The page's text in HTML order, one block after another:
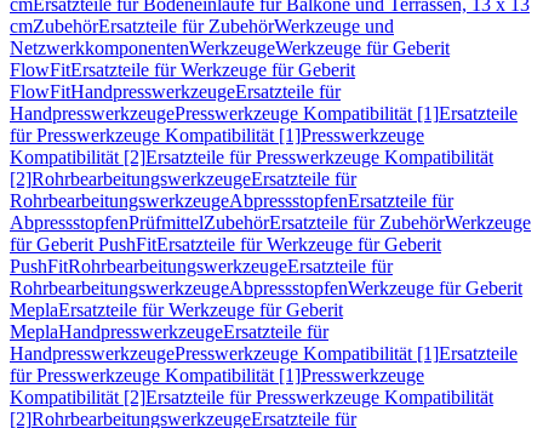
cmErsatzteile für Bodeneinläufe für Balkone und Terrassen, 13 x 13
cmZubehörErsatzteile für ZubehörWerkzeuge und
NetzwerkkomponentenWerkzeugeWerkzeuge für Geberit
FlowFitErsatzteile für Werkzeuge für Geberit
FlowFitHandpresswerkzeugeErsatzteile für
HandpresswerkzeugePresswerkzeuge Kompatibilität [1]Ersatzteile
für Presswerkzeuge Kompatibilität [1]Presswerkzeuge
Kompatibilität [2]Ersatzteile für Presswerkzeuge Kompatibilität
[2]RohrbearbeitungswerkzeugeErsatzteile für
RohrbearbeitungswerkzeugeAbpressstopfenErsatzteile für
AbpressstopfenPrüfmittelZubehörErsatzteile für ZubehörWerkzeuge
für Geberit PushFitErsatzteile für Werkzeuge für Geberit
PushFitRohrbearbeitungswerkzeugeErsatzteile für
RohrbearbeitungswerkzeugeAbpressstopfenWerkzeuge für Geberit
MeplaErsatzteile für Werkzeuge für Geberit
MeplaHandpresswerkzeugeErsatzteile für
HandpresswerkzeugePresswerkzeuge Kompatibilität [1]Ersatzteile
für Presswerkzeuge Kompatibilität [1]Presswerkzeuge
Kompatibilität [2]Ersatzteile für Presswerkzeuge Kompatibilität
[2]RohrbearbeitungswerkzeugeErsatzteile für